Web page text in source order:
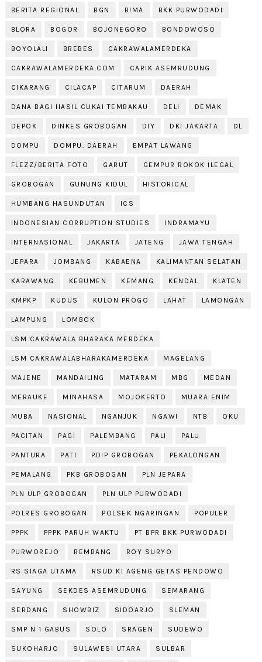
BERITA REGIONAL BGN BIMA BKK PURWODADI
BLORA BOGOR BOJONEGORO BONDOWOSO
BOYOLALI BREBES CAKRAWALAMERDEKA
CAKRAWALAMERDEKA.COM CARIK ASEMRUDUNG
CIKARANG CILACAP CITARUM DAERAH
DANA BAGI HASIL CUKAI TEMBAKAU DELI DEMAK
DEPOK DINKES GROBOGAN DIY DKI JAKARTA DL
DOMPU DOMPU. DAERAH EMPAT LAWANG
FLEZZ/BERITA FOTO GARUT GEMPUR ROKOK ILEGAL
GROBOGAN GUNUNG KIDUL HISTORICAL
HUMBANG HASUNDUTAN ICS
INDONESIAN CORRUPTION STUDIES INDRAMAYU
INTERNASIONAL JAKARTA JATENG JAWA TENGAH
JEPARA JOMBANG KABAENA KALIMANTAN SELATAN
KARAWANG KEBUMEN KEMANG KENDAL KLATEN
KMPKP KUDUS KULON PROGO LAHAT LAMONGAN
LAMPUNG LOMBOK
LSM CAKRAWALA BHARAKA MERDEKA
LSM CAKRAWALABHARAKAMERDEKA MAGELANG
MAJENE MANDAILING MATARAM MBG MEDAN
MERAUKE MINAHASA MOJOKERTO MUARA ENIM
MUBA NASIONAL NGANJUK NGAWI NTB OKU
PACITAN PAGI PALEMBANG PALI PALU
PANTURA PATI PDIP GROBOGAN PEKALONGAN
PEMALANG PKB GROBOGAN PLN JEPARA
PLN ULP GROBOGAN PLN ULP PURWODADI
POLRES GROBOGAN POLSEK NGARINGAN POPULER
PPPK PPPK PARUH WAKTU PT BPR BKK PURWODADI
PURWOREJO REMBANG ROY SURYO
RS SIAGA UTAMA RSUD KI AGENG GETAS PENDOWO
SAYUNG SEKDES ASEMRUDUNG SEMARANG
SERDANG SHOWBIZ SIDOARJO SLEMAN
SMP N 1 GABUS SOLO SRAGEN SUDEWO
SUKOHARJO SULAWESI UTARA SULBAR